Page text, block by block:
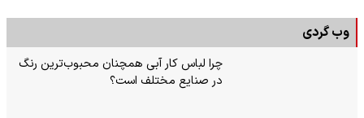
وب گردی
چرا لباس کار آبی همچنان محبوب‌ترین رنگ
در صنایع مختلف است؟